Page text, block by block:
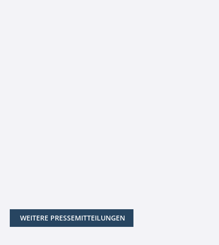
WEITERE PRESSEMITTEILUNGEN